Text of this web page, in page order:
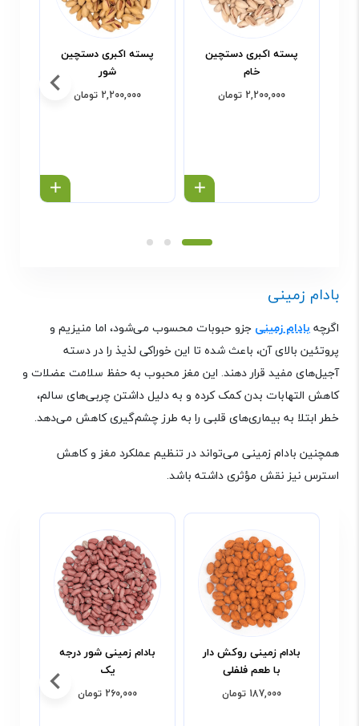
پسته اکبری دستچین
خام
2,200,000 تومان
پسته اکبری دستچین
شور
2,200,000 تومان
بادام زمینی
اگرچهبادام زمینی جزو حبوبات محسوب می‌شود، اما منیزیم و
پروتئین بالای آن، باعث شده تا این خوراکی لذیذ را در دسته
آجیل‌های مفید قرار دهند. این مغز محبوب به حفظ سلامت عضلات و
کاهش التهابات بدن کمک کرده و به دلیل داشتن چربی‌های سالم،
خطر ابتلا به بیماری‌های قلبی را به طرز چشم‌گیری کاهش می‌دهد.
همچنین بادام زمینی می‌تواند در تنظیم عملکرد مغز و کاهش
استرس نیز نقش مؤثری داشته باشد.
بادام زمینی روکش دار
با طعم فلفلی
187,000 تومان
بادام زمینی شور درجه
یک
260,000 تومان